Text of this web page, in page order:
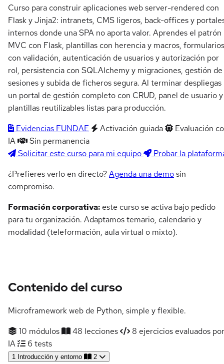
Curso para construir aplicaciones web server-rendered con
Flask y Jinja2: intranets, CMS ligeros, back-offices y
internos donde una SPA no aporta valor. Aprendes el patrón
MVC con Flask, plantillas con herencia y macros, formularios
con validación, autenticación de usuarios y autorización por
rol, persistencia con SQLAlchemy y migraciones, gestión de
sesiones y subida de ficheros segura. Al terminar despliegas
un portal de gestión completo con CRUD, panel de usuario y
plantillas reutilizables listas para producción.
Evidencias FUNDAE
Activación guiada
Evaluación
IA
Sin permanencia
Solicitar este curso para mi equipo
Probar la
¿Prefieres verlo en directo?Agenda una demosin
compromiso.
Formación corporativa: este curso se activa bajo pedido
para tu organización. Adaptamos temario, calendario y
modalidad (teleformación, aula virtual o mixto).
Contenido del curso
Microframework web de Python, simple y flexible.
10 módulos
48 lecciones
8 ejercicios evaluados por
IA
6 tests
1 Introducción y entorno 2